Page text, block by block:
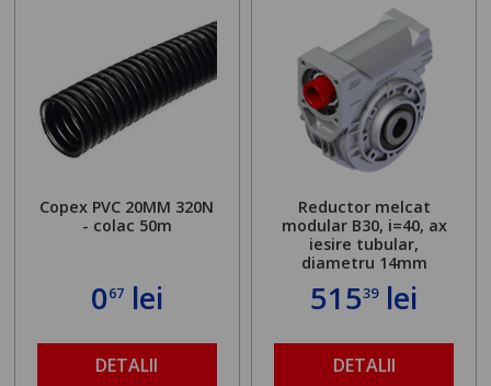
Copex PVC 20MM 320N
- colac 50m
067lei
DETALII
Reductor melcat
modular B30, i=40, ax
iesire tubular,
diametru 14mm
51539lei
DETALII